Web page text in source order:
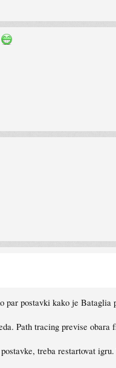
par postavki kako je Bataglia
Path tracing previse
treba restartovat